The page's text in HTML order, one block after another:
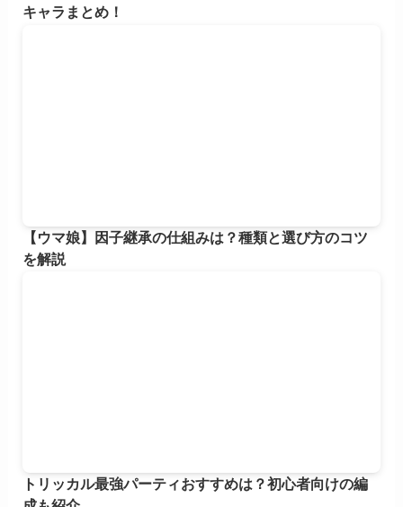
キャラまとめ！
【ウマ娘】因子継承の仕組みは？種類と選び方のコツ
を解説
トリッカル最強パーティおすすめは？初心者向けの編